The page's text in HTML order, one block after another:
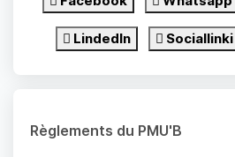
LindedIn Sociallinki
Règlements du PMU'B